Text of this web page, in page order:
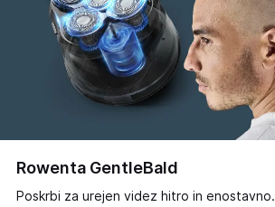
Rowenta GentleBald
Poskrbi za urejen videz hitro in enostavno.